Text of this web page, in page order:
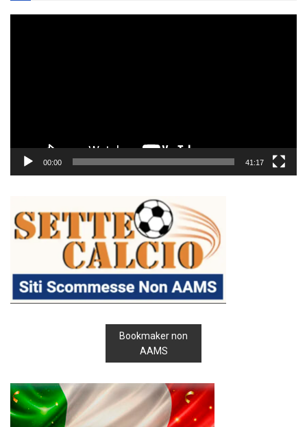
00:00 41:17
Bookmaker non
AAMS